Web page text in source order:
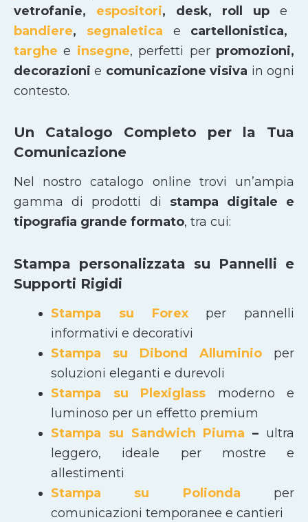
vetrofanie, espositori, desk, roll up e
bandiere, segnaletica e cartellonistica,
targhee insegne, perfetti per promozioni,
decorazionie comunicazione visiva in ogni
contesto.
Un Catalogo Completo per la Tua
Comunicazione
Nel nostro catalogo online trovi un’ampia
gamma di prodotti di stampa digitale e
tipografia grande formato, tra cui:
Stampa personalizzata su Pannelli e
Supporti Rigidi
Stampa su Forexper pannelli
informativi e decorativi
Stampa su Dibond Alluminio per
soluzioni eleganti e durevoli
Stampa su Plexiglass moderno e
luminoso per un effetto premium
Stampa su Sandwich Piuma – ultra
leggero, ideale per mostre e
allestimenti
Stampa su Polionda per
comunicazioni temporanee e cantieri